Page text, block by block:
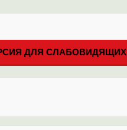
ДЛЯ СЛАБОВИДЯЩИХ